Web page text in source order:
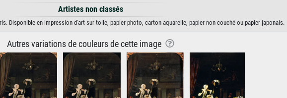
Artistes non classés
Disponible en impression d'art sur toile, papier photo, carton aquarelle, papier non couché ou papier japonais.
Autres variations de couleurs de cette image